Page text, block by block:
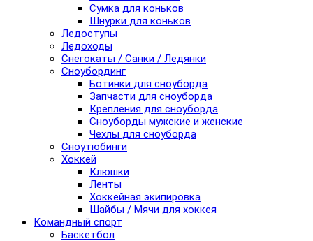
Сумка для коньков
Шнурки для коньков
Ледоступы
Ледоходы
Снегокаты / Санки / Ледянки
Сноубординг
Ботинки для сноуборда
Запчасти для сноуборда
Крепления для сноуборда
Сноуборды мужские и женские
Чехлы для сноуборда
Сноутюбинги
Хоккей
Клюшки
Ленты
Хоккейная экипировка
Шайбы / Мячи для хоккея
Командный спорт
Баскетбол